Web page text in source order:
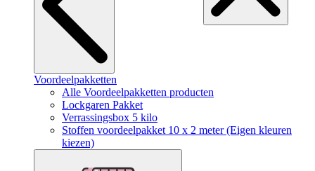
Voordeelpakketten
Alle Voordeelpakketten producten
Lockgaren Pakket
Verrassingsbox 5 kilo
Stoffen voordeelpakket 10 x 2 meter (Eigen kleuren
kiezen)